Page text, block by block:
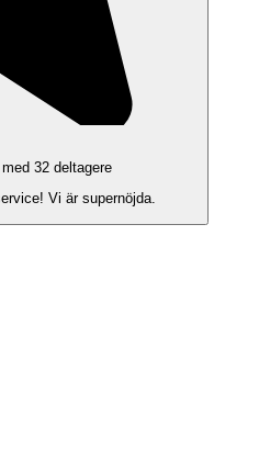
32 deltagere
Vi är supernöjda.